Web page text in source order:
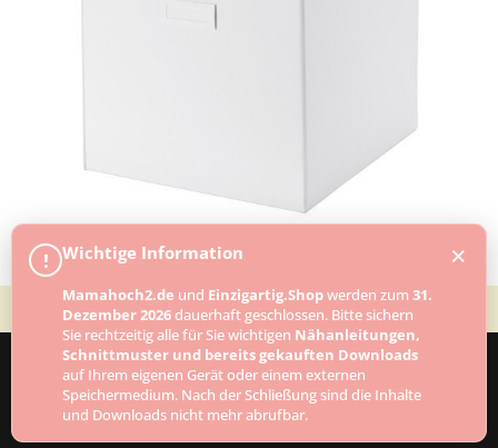
Designed byElegant Themes| Powered by
WordPress
! Wichtige Information
Mamahoch2.de und Einzigartig.Shopwerden zum 31.
Dezember 2026dauerhaft geschlossen. Bitte sichern
Sie rechtzeitig alle für Sie wichtigen Nähanleitungen,
Schnittmuster und bereits gekauften Downloads
auf Ihrem eigenen Gerät oder einem externen
Speichermedium. Nach der Schließung sind die Inhalte
und Downloads nicht mehr abrufbar.
×